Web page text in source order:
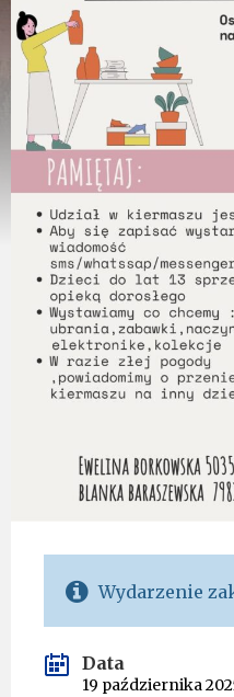
Wydarzenie
Data
19 października